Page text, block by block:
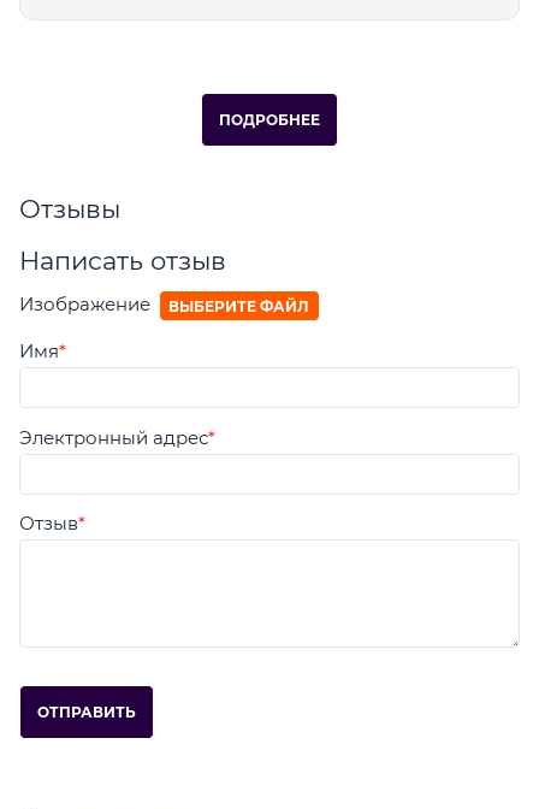
ПОДРОБНЕЕ
Отзывы
Написать отзыв
Изображение ВЫБЕРИТЕ ФАЙЛ
Имя
Электронный адрес
Отзыв